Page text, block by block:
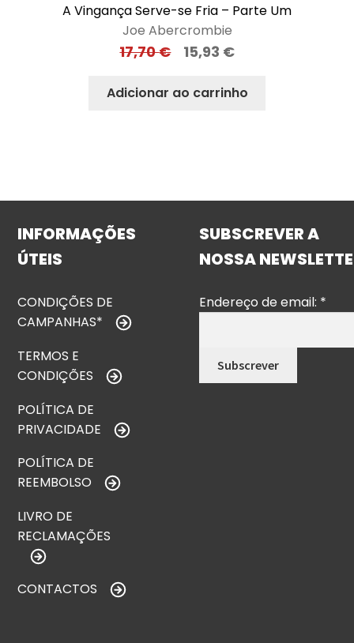
A Vingança Serve-se Fria – Parte Um
Joe Abercrombie
17,70€ 15,93 €
Adicionar ao carrinho
INFORMAÇÕES
ÚTEIS
CONDIÇÕES DE
CAMPANHAS*
TERMOS E
CONDIÇÕES
POLÍTICA DE
PRIVACIDADE
POLÍTICA DE
REEMBOLSO
LIVRO DE
RECLAMAÇÕES
CONTACTOS
SUBSCREVER A
NOSSA
Endereço de email: *